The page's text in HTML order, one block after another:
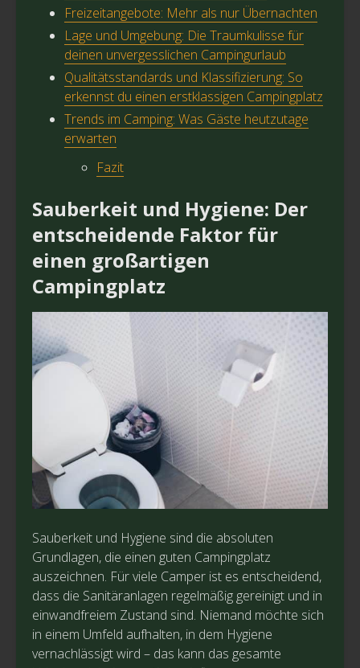
Freizeitangebote: Mehr als nur Übernachten
Lage und Umgebung: Die Traumkulisse für
deinen unvergesslichen Campingurlaub
Qualitätsstandards und Klassifizierung: So
erkennst du einen erstklassigen Campingplatz
Trends im Camping: Was Gäste heutzutage
erwarten
Fazit
Sauberkeit und Hygiene: Der
entscheidende Faktor für
einen großartigen
Campingplatz
Sauberkeit und Hygiene sind die absoluten
Grundlagen, die einen guten Campingplatz
auszeichnen. Für viele Camper ist es entscheidend,
dass die Sanitäranlagen regelmäßig gereinigt und in
einwandfreiem Zustand sind. Niemand möchte sich
in einem Umfeld aufhalten, in dem Hygiene
vernachlässigt wird – das kann das gesamte